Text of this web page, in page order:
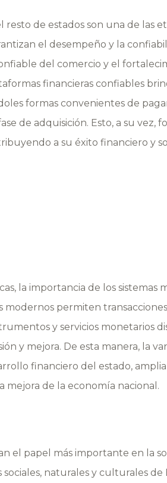
resto de estados son una de las
el desempeño y la
del comercio y el
financieras confiables
formas convenientes de
de adquisición. Esto, a su vez,
a su éxito financiero y
la importancia de los
permiten
y servicios monetarios
y mejora. De esta manera, la
financiero del estado,
de la economía nacional.
el papel más importante en la
naturales y culturales